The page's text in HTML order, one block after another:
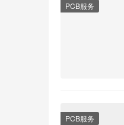
PCB服务
PCB服务